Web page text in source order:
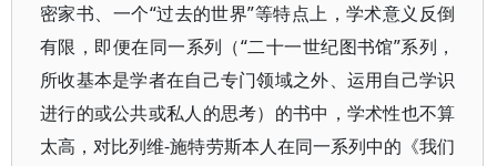
密家书、一个“过去的世界”等特点上，学术意义反倒
有限，即便在同一系列（“二十一世纪图书馆”系列，
所收基本是学者在自己专门领域之外、运用自己学识
进行的或公共或私人的思考）的书中，学术性也不算
太高，对比列维-施特劳斯本人在同一系列中的《我们